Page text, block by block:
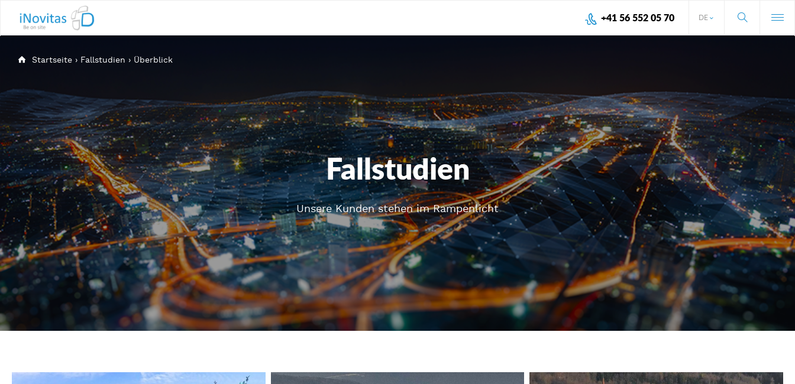
DE
+41 56 552 05 70
Startseite › Fallstudien › Überblick
Fallstudien
Unsere Kunden stehen im Rampenlicht